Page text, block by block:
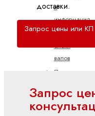
и
информация
Опорные
блоки
валов
Прецизионные
валы
Показать
доставки.
Запрос цены или КП
Запрос